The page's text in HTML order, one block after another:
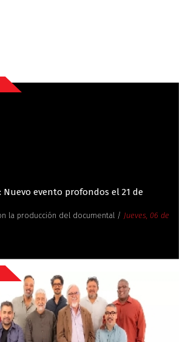
Nuevo evento profondos el 21 de
la producción del documental / Jueves, 06 de